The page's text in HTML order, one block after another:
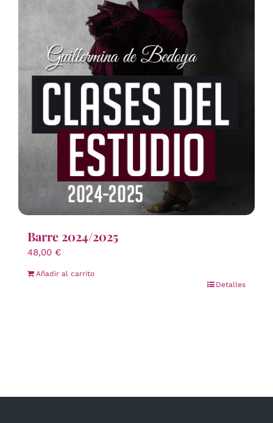
Barre 2024/2025
48,00 €
Añadir al carrito
Detalles